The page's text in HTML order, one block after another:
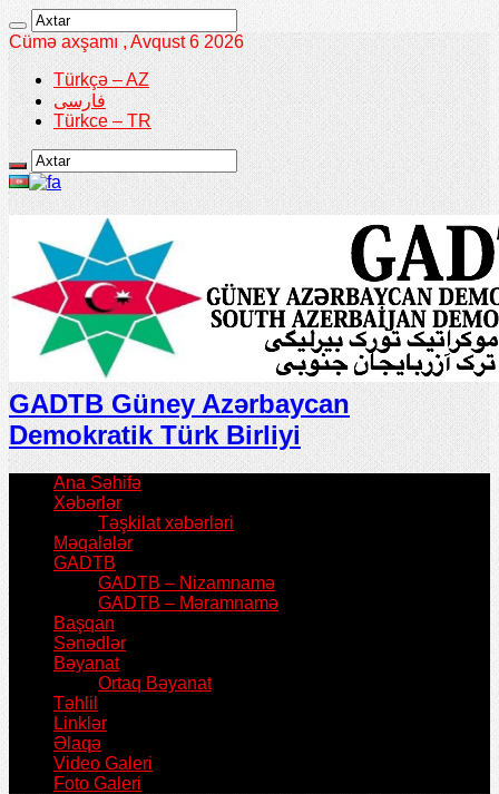
Cümə axşamı , Avqust 6 2026
Türkçə – AZ
فارسی
Türkce – TR
GADTB Güney Azərbaycan
Demokratik Türk Birliyi
Ana Səhifə
Xəbərlər
Təşkilat xəbərləri
Məqalələr
GADTB
GADTB – Nizamnamə
GADTB – Məramnamə
Başqan
Sənədlər
Bəyanat
Ortaq Bəyanat
Təhlil
Linklər
Əlaqə
Video Galeri
Foto Galeri